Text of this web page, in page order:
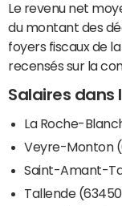
Le revenu net
du montant des
foyers fiscaux de
recensés sur la
Salaires dans
La Roche-
Veyre-Monton
Saint-Amant-
Tallende